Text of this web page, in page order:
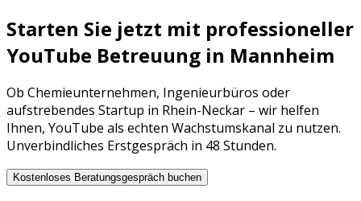
Starten Sie jetzt mit professioneller
YouTube Betreuung in Mannheim
Ob Chemieunternehmen, Ingenieurbüros oder
aufstrebendes Startup in Rhein-Neckar – wir helfen
Ihnen, YouTube als echten Wachstumskanal zu nutzen.
Unverbindliches Erstgespräch in 48 Stunden.
Kostenloses Beratungsgespräch buchen